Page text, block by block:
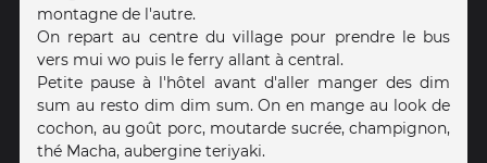
montagne de l'autre.
On repart au centre du village pour prendre le bus
vers mui wo puis le ferry allant à central.
Petite pause à l'hôtel avant d'aller manger des dim
sum au resto dim dim sum. On en mange au look de
cochon, au goût porc, moutarde sucrée, champignon,
thé Macha, aubergine teriyaki.